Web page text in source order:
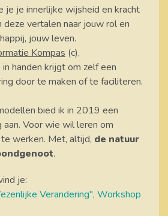
je je innerlijke wijsheid en kracht
vertalen naar jouw rol en
jouw leven.
Kompas (c),
handen krijgt om zelf een
door te maken of te faciliteren.
bied ik in 2019 een
aan. Voor wie wil leren om
werken. Met, altijd, de natuur
.
je:
Verandering", Workshop